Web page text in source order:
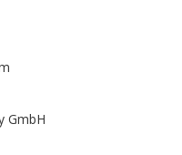
GmbH